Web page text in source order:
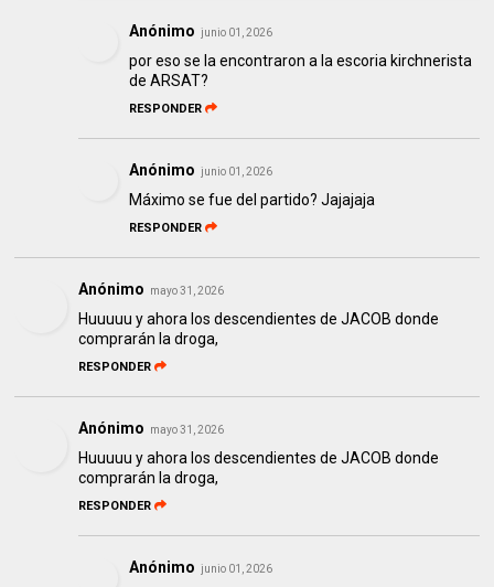
Anónimo junio 01, 2026
por eso se la encontraron a la escoria kirchnerista
de ARSAT?
RESPONDER
Anónimo junio 01, 2026
Máximo se fue del partido? Jajajaja
RESPONDER
Anónimo mayo 31, 2026
Huuuuu y ahora los descendientes de JACOB donde
comprarán la droga,
RESPONDER
Anónimo mayo 31, 2026
Huuuuu y ahora los descendientes de JACOB donde
comprarán la droga,
RESPONDER
Anónimo junio 01, 2026